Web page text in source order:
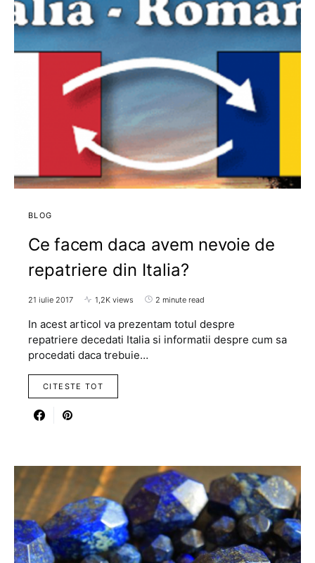
BLOG
Ce facem daca avem nevoie de
repatriere din Italia?
21 iulie 2017 1,2K views 2 minute read
In acest articol va prezentam totul despre
repatriere decedati Italia si informatii despre cum sa
procedati daca trebuie…
CITESTE TOT